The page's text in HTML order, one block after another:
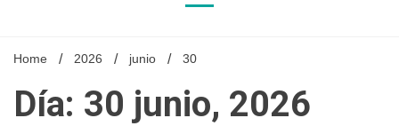
Home 2026 junio 30
Día: 30 junio, 2026